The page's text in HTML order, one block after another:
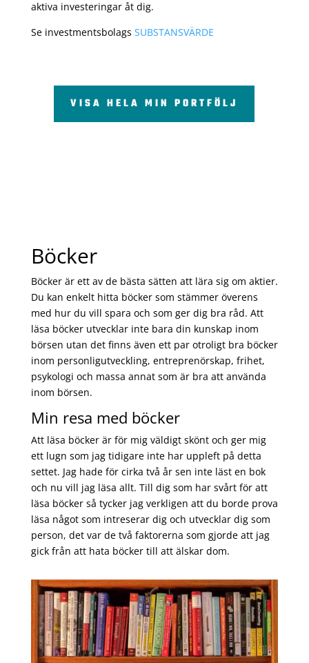
aktiva investeringar åt dig.
Se investmentsbolags SUBSTANSVÄRDE
VISA HELA MIN PORTFÖLJ
Böcker
Böcker är ett av de bästa sätten att lära sig om aktier.
Du kan enkelt hitta böcker som stämmer överens
med hur du vill spara och som ger dig bra råd. Att
läsa böcker utvecklar inte bara din kunskap inom
börsen utan det finns även ett par otroligt bra böcker
inom personligutveckling, entreprenörskap, frihet,
psykologi och massa annat som är bra att använda
inom börsen.
Min resa med böcker
Att läsa böcker är för mig väldigt skönt och ger mig
ett lugn som jag tidigare inte har uppleft på detta
settet. Jag hade för cirka två år sen inte läst en bok
och nu vill jag läsa allt. Till dig som har svårt för att
läsa böcker så tycker jag verkligen att du borde prova
läsa något som intreserar dig och utvecklar dig som
person, det var de två faktorerna som gjorde att jag
gick från att hata böcker till att älskar dom.